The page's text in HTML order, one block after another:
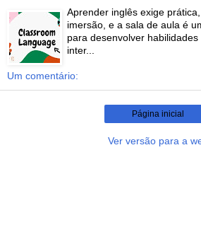
Aprender inglês exige
imersão, e a sala de aula é
para desenvolver habilidades
inter...
Um comentário:
Página inicial
Ver versão para a